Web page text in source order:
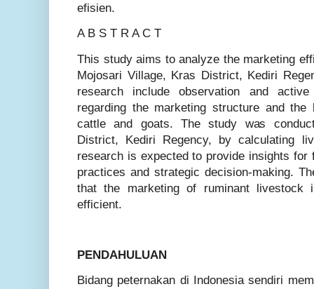
efisien.
A B S T R A C T
This study aims to analyze the marketing
Mojosari Village, Kras District, Kediri
research include observation and
regarding the marketing structure and
cattle and goats. The study was
District, Kediri Regency, by calculating
research is expected to provide insights for
practices and strategic decision-making.
that the marketing of ruminant livestock
efficient.
PENDAHULUAN
Bidang peternakan di Indonesia sendiri